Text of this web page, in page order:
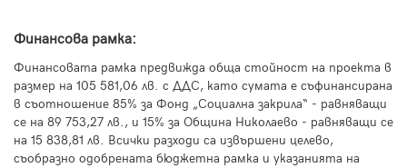
Финансова рамка:
Финансовата рамка предвижда обща стойност на проекта в
размер на 105 581,06 лв. с ДДС, като сумата е съфинансирана
в съотношение 85% за Фонд „Социална закрила“ - равняващи
се на 89 753,27 лв., и 15% за Община Николаево - равняващи се
на 15 838,81 лв. Всички разходи са извършени целево,
съобразно одобрената бюджетна рамка и указанията на